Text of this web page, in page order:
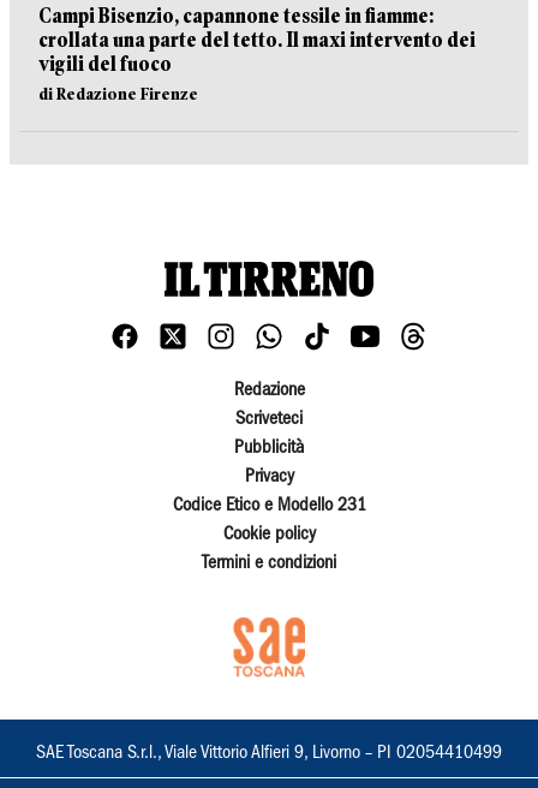
Campi Bisenzio, capannone tessile in fiamme:
crollata una parte del tetto. Il maxi intervento dei
vigili del fuoco
di Redazione Firenze
Redazione
Scriveteci
Pubblicità
Privacy
Codice Etico e Modello 231
Cookie policy
Termini e condizioni
SAE Toscana S.r.l., Viale Vittorio Alfieri 9, Livorno – PI 02054410499